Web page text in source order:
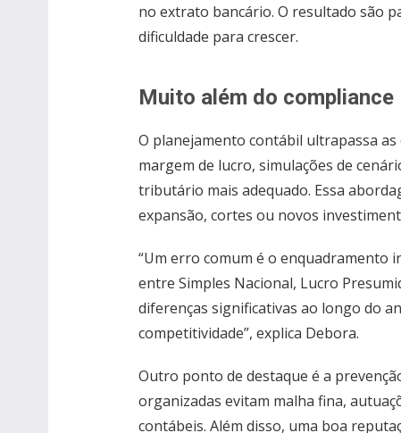
no extrato bancário. O resultado são
dificuldade para crescer.
Muito além do compliance
O planejamento contábil ultrapassa as
margem de lucro, simulações de
tributário mais adequado. Essa
expansão, cortes ou novos
“Um erro comum é o enquadramento
entre Simples Nacional, Lucro
diferenças significativas ao longo do
competitividade”, explica Debora.
Outro ponto de destaque é a
organizadas evitam malha fina,
contábeis. Além disso, uma boa